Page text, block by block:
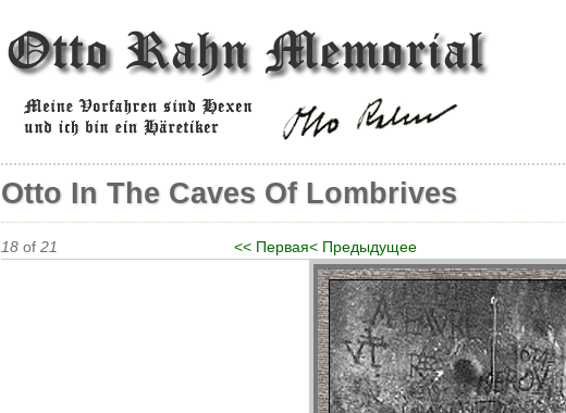
Otto In The Caves Of Lombrives
18 of 21 << Первая< Предыдущее